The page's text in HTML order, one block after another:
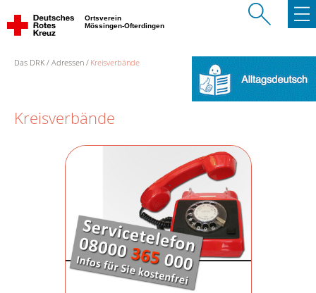
Ortsverein
Mössingen-Ofterdingen
Das DRK Adressen Kreisverbände
Kreisverbände